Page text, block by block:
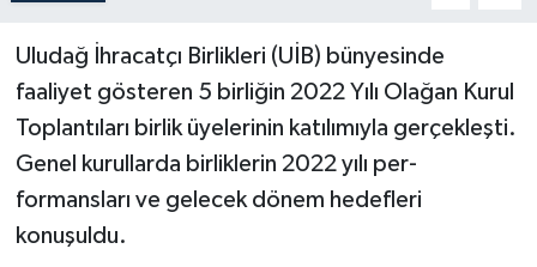
Uludağ İhracatçı Birlikleri (UİB) bünyesinde
faaliyet gösteren 5 birliğin 2022 Yılı Olağan Kurul
Toplantıları birlik üyelerinin katılımıyla ger­çekleşti.
Genel kurullarda birliklerin 2022 yılı per­
formansları ve gelecek dönem hedefleri
konuşuldu.